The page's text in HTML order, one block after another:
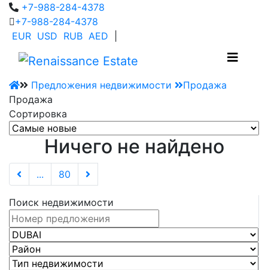
+7-988-284-4378
+7-988-284-4378
EUR USD RUB AED
Предложения недвижимости
Продажа
Продажа
Сортировка
Ничего не найдено
... 80
Поиск недвижимости